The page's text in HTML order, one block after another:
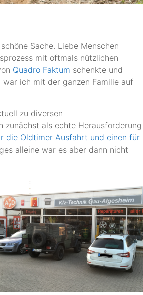
Sache. Liebe Menschen
mit oftmals nützlichen
Quadro Faktum schenkte und
ich mit der ganzen Familie auf
zu diversen
zunächst als echte Herausforderung
die Oldtimer Ausfahrt und einen für
alleine war es aber dann nicht